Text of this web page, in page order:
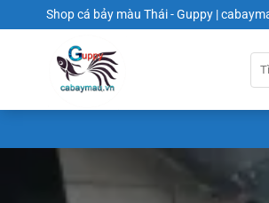
đến
Shop cá bảy màu Thái - Guppy |